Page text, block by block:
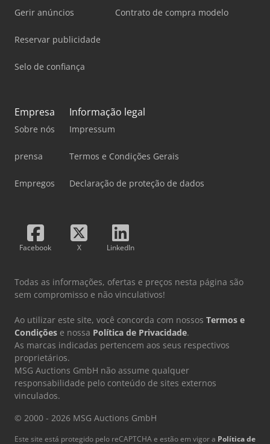
Gerir anúncios
Reservar publicidade
Selo de confiança
Contrato de compra modelo
Empresa
Sobre nós
prensa
Empregos
Informação legal
Impressum
Termos e Condições Gerais
Declaração de proteção de dados
Facebook X LinkedIn
Todas as informações, ofertas e preços nesta página são
sem compromisso e não vinculativos!
Ao utilizar este site, você concorda com nossos Termos e
Condições e nossa Política de Privacidade.
As marcas indicadas pertencem aos seus respectivos
proprietários.
MSG Auctions GmbH não assume qualquer
responsabilidade pelo conteúdo de sites externos
vinculados.
© 2000 - 2026 MSG Auctions GmbH
Este site está protegido pelo reCAPTCHA e estão em vigor a Política de